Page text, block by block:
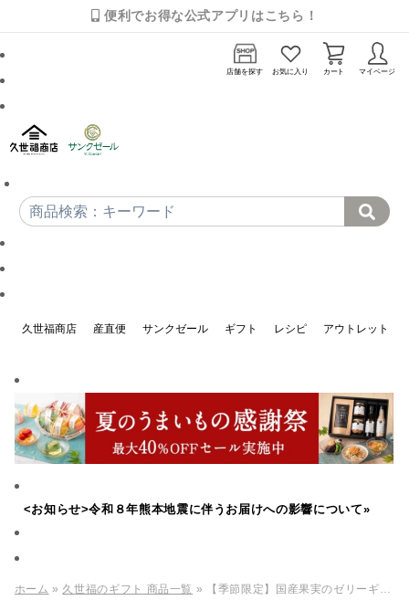
便利でお得な公式アプリはこちら！
店舗を探す お気に入り カート マイページ
久世福商店 産直便 サンクゼール ギフト レシピ アウトレット
<お知らせ>令和８年熊本地震に伴うお届けへの影響について»
ホーム » 久世福のギフト 商品一覧 » 【季節限定】国産果実のゼリーギフト 9個入